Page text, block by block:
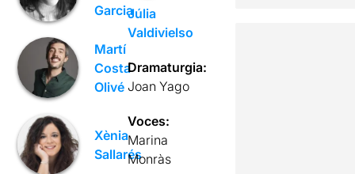
Garcia
Martí
Costa
Olivé
Xènia
Sallarés
Júlia
Valdivielso
Dramaturgia:
Joan Yago
Voces:
Marina
Monràs